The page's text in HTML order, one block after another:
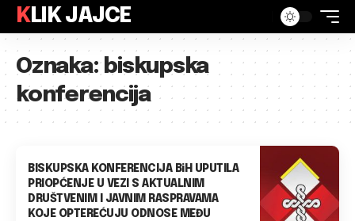
KLIK JAJCE
Oznaka:biskupska
konferencija
BISKUPSKA KONFERENCIJA BiH UPUTILA
PRIOPĆENJE U VEZI S AKTUALNIM
DRUŠTVENIM I JAVNIM RASPRAVAMA
KOJE OPTEREĆUJU ODNOSE MEĐU